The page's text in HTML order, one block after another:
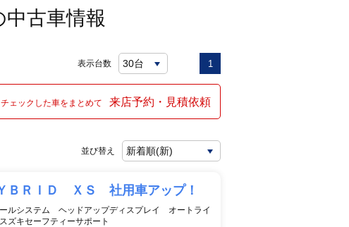
古車情報
表示台数 1
チェックした車をまとめて 来店予約・見積依頼
並び替え
ＢＲＩＤ ＸＳ 社用車アップ！
ルシステム ヘッドアップディスプレイ オートライ
キセーフティーサポート